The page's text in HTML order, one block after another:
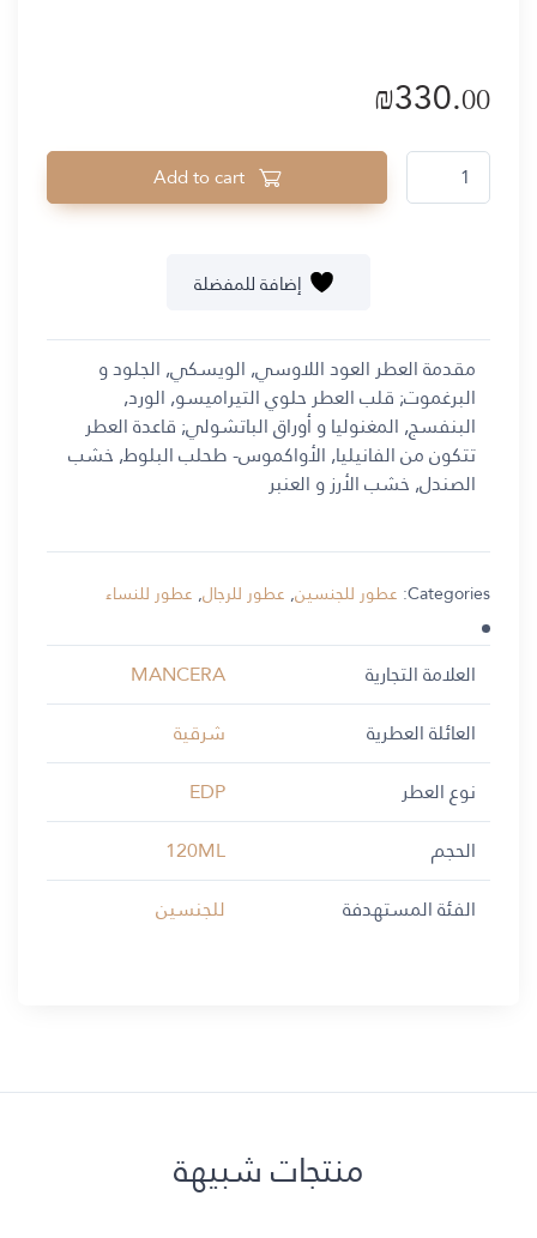
₪330.00
PRECIOUS OUD quantity
Add to cart
إضافة للمفضلة
مقدمة العطر العود اللاوسي, الويسكي, الجلود و
البرغموت; قلب العطر حلوي التيراميسو, الورد,
البنفسج, المغنوليا و أوراق الباتشولي; قاعدة العطر
تتكون من الفانيليا, الأواكموس- طحلب البلوط, خشب
الصندل, خشب الأرز و العنبر
Categories: عطور للجنسين, عطور للرجال, عطور للنساء
العلامة التجارية
MANCERA
العائلة العطرية
شرقية
نوع العطر
EDP
الحجم
120ML
الفئة المستهدفة
للجنسين
منتجات شبيهة